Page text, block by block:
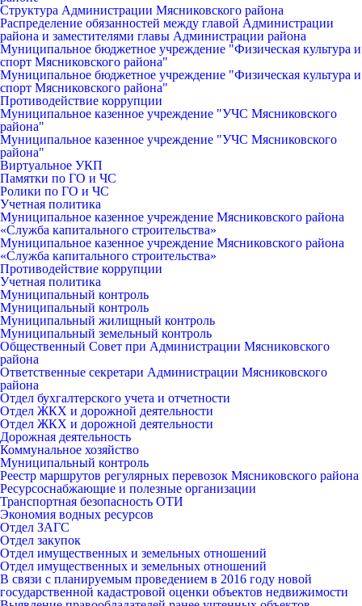
Структура Администрации Мясниковского района
Распределение обязанностей между главой Администрации
района и заместителями главы Администрации района
Муниципальное бюджетное учреждение "Физическая культура и
спорт Мясниковского района"
Муниципальное бюджетное учреждение "Физическая культура и
спорт Мясниковского района"
Противодействие коррупции
Муниципальное казенное учреждение "УЧС Мясниковского
района"
Муниципальное казенное учреждение "УЧС Мясниковского
района"
Виртуальное УКП
Памятки по ГО и ЧС
Ролики по ГО и ЧС
Учетная политика
Муниципальное казенное учреждение Мясниковского района
«Служба капитального строительства»
Муниципальное казенное учреждение Мясниковского района
«Служба капитального строительства»
Противодействие коррупции
Учетная политика
Муниципальный контроль
Муниципальный контроль
Муниципальный жилищный контроль
Муниципальный земельный контроль
Общественный Совет при Администрации Мясниковского
района
Ответственные секретари Администрации Мясниковского
района
Отдел бухгалтерского учета и отчетности
Отдел ЖКХ и дорожной деятельности
Отдел ЖКХ и дорожной деятельности
Дорожная деятельность
Коммунальное хозяйство
Муниципальный контроль
Реестр маршрутов регулярных перевозок Мясниковского района
Ресурсоснабжающие и полезные организации
Транспортная безопасность ОТИ
Экономия водных ресурсов
Отдел ЗАГС
Отдел закупок
Отдел имущественных и земельных отношений
Отдел имущественных и земельных отношений
В связи с планируемым проведением в 2016 году новой
государственной кадастровой оценки объектов недвижимости